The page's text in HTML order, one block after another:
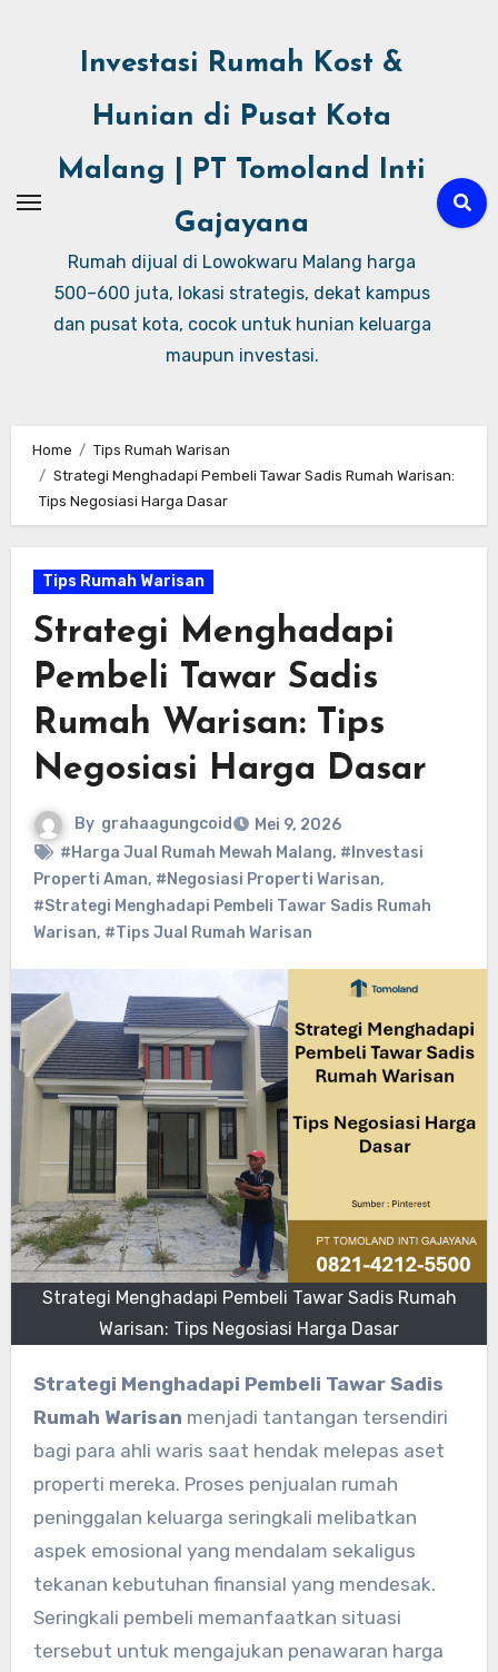
Investasi Rumah Kost &
Hunian di Pusat Kota
Malang | PT Tomoland Inti
Gajayana
Rumah dijual di Lowokwaru Malang harga
500–600 juta, lokasi strategis, dekat kampus
dan pusat kota, cocok untuk hunian keluarga
maupun investasi.
Home
Tips Rumah Warisan
Strategi Menghadapi Pembeli Tawar Sadis Rumah Warisan:
Tips Negosiasi Harga Dasar
Tips Rumah Warisan
Strategi Menghadapi
Pembeli Tawar Sadis
Rumah Warisan: Tips
Negosiasi Harga Dasar
By grahaagungcoid
Mei 9, 2026
#Harga Jual Rumah Mewah Malang, #Investasi
Properti Aman, #Negosiasi Properti Warisan,
#Strategi Menghadapi Pembeli Tawar Sadis Rumah
Warisan, #Tips Jual Rumah Warisan
Strategi Menghadapi Pembeli Tawar Sadis Rumah
Warisan: Tips Negosiasi Harga Dasar
Strategi Menghadapi Pembeli Tawar Sadis
Rumah Warisan menjadi tantangan tersendiri
bagi para ahli waris saat hendak melepas aset
properti mereka. Proses penjualan rumah
peninggalan keluarga seringkali melibatkan
aspek emosional yang mendalam sekaligus
tekanan kebutuhan finansial yang mendesak.
Seringkali pembeli memanfaatkan situasi
tersebut untuk mengajukan penawaran harga